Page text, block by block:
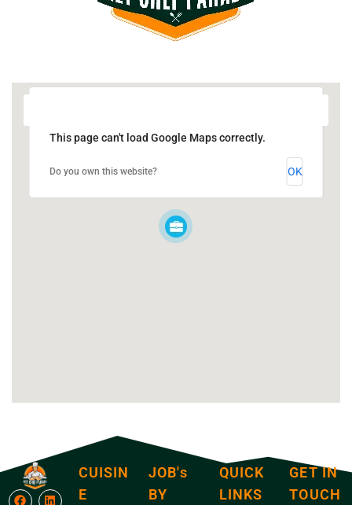
This page can't load Google Maps correctly.
Do you own this website? OK
CUISIN
E
JOB's
BY
QUICK
LINKS
GET IN
TOUCH